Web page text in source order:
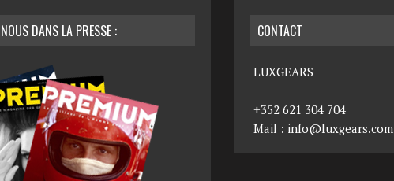
DANS LA PRESSE : CONTACT
LUXGEARS
+352 621 304 704
Mail : info@luxgears.com